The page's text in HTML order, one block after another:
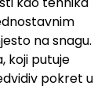
na snagu.
koji putuje
pokret u